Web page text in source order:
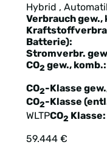
Hybrid ,
Verbrauch gew.,
Batterie):
Stromverbr.
CO2 gew., komb.:
CO2-Klasse
CO2-Klasse
WLTPCO2 Klasse:
59.444 €